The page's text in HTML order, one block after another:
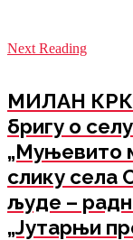
Next Reading
МИЛАН
бригу о
„Муњевито
слику села
људе –
„Јутарњи